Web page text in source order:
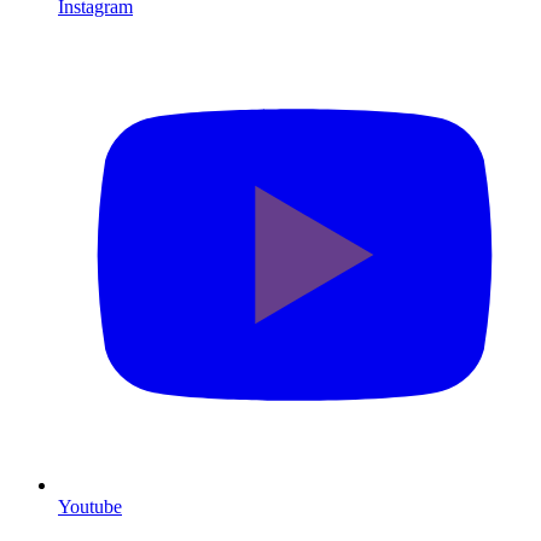
Instagram
Youtube